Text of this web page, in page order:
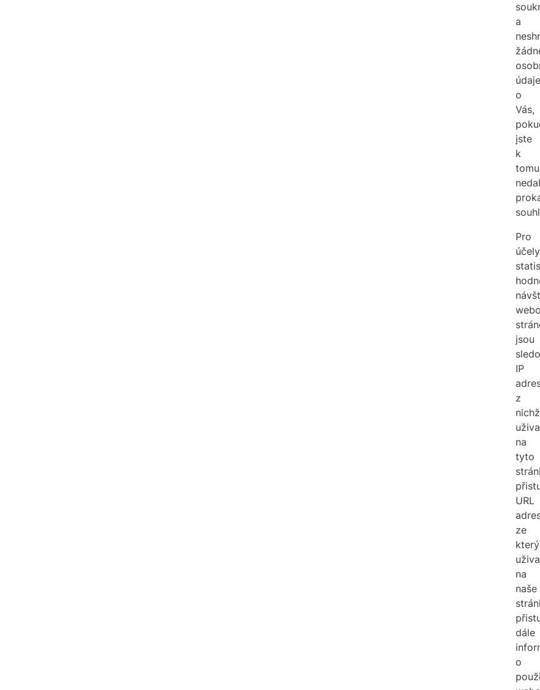
a
údaje
o
Vás,
jste
k
tomu
Pro
účely
jsou
IP
z
nichž
na
tyto
URL
ze
na
naše
dále
o